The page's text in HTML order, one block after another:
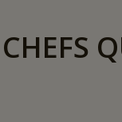
CHEFS